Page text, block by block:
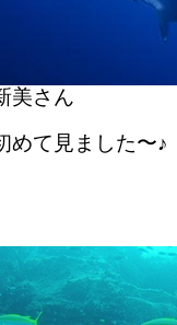
美さん
めて見ました〜♪